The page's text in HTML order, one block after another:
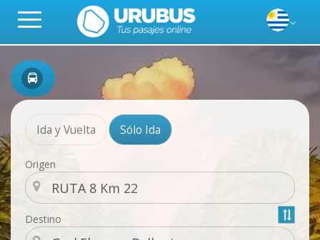
Ida y Vuelta Sólo Ida
Origen
Destino